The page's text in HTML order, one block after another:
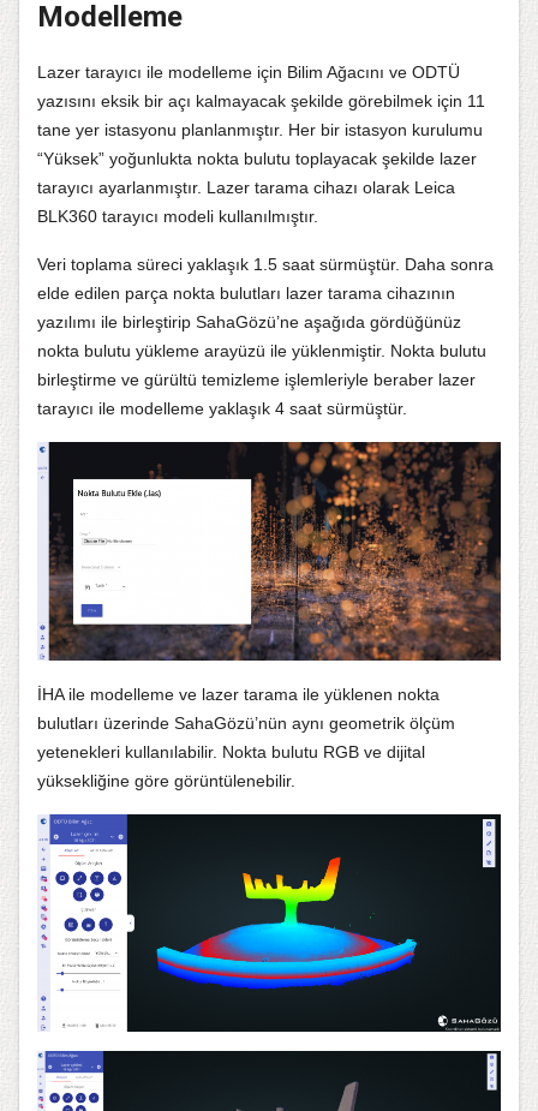
Modelleme
Lazer tarayıcı ile modelleme için Bilim Ağacını ve ODTÜ
yazısını eksik bir açı kalmayacak şekilde görebilmek için 11
tane yer istasyonu planlanmıştır. Her bir istasyon kurulumu
“Yüksek” yoğunlukta nokta bulutu toplayacak şekilde lazer
tarayıcı ayarlanmıştır. Lazer tarama cihazı olarak Leica
BLK360 tarayıcı modeli kullanılmıştır.
Veri toplama süreci yaklaşık 1.5 saat sürmüştür. Daha sonra
elde edilen parça nokta bulutları lazer tarama cihazının
yazılımı ile birleştirip SahaGözü’ne aşağıda gördüğünüz
nokta bulutu yükleme arayüzü ile yüklenmiştir. Nokta bulutu
birleştirme ve gürültü temizleme işlemleriyle beraber lazer
tarayıcı ile modelleme yaklaşık 4 saat sürmüştür.
İHA ile modelleme ve lazer tarama ile yüklenen nokta
bulutları üzerinde SahaGözü’nün aynı geometrik ölçüm
yetenekleri kullanılabilir. Nokta bulutu RGB ve dijital
yüksekliğine göre görüntülenebilir.